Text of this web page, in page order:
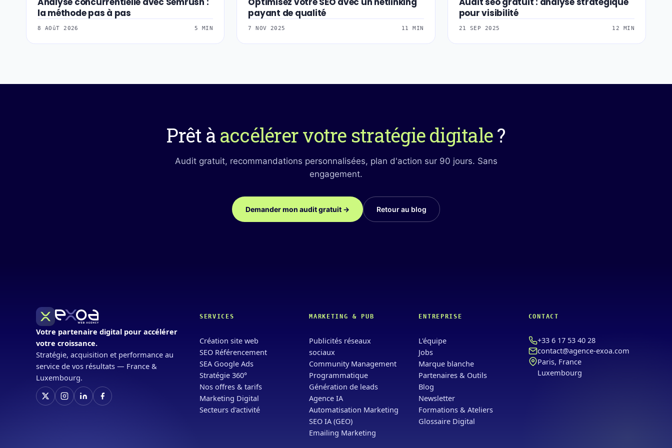
la méthode pas à pas
8 AOûT 2026 5 MIN
payant de qualité
7 NOV 2025 11 MIN
pour visibilité
21 SEP 2025 12 MIN
Prêt àaccélérer votre stratégie digitale?
Audit gratuit, recommandations personnalisées, plan d'action sur 90 jours. Sans
engagement.
Demander mon audit gratuit → Retour au blog
Votre partenaire digital pour accélérer
votre croissance.
Stratégie, acquisition et performance au
service de vos résultats — France &
Luxembourg.
SERVICES
Création site web
SEO Référencement
SEA Google Ads
Stratégie 360°
Nos offres & tarifs
Marketing Digital
Secteurs d'activité
MARKETING & PUB
Publicités réseaux
sociaux
Community Management
Programmatique
Génération de leads
Agence IA
Automatisation Marketing
SEO IA (GEO)
Emailing Marketing
ENTREPRISE
L'équipe
Jobs
Marque blanche
Partenaires & Outils
Blog
Newsletter
Formations & Ateliers
Glossaire Digital
CONTACT
+33 6 17 53 40 28
contact@agence-exoa.com
Paris, France
Luxembourg